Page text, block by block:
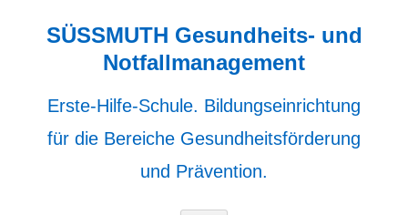
springenSÜSSMUTH Gesundheits- und
Notfallmanagement
Erste-Hilfe-Schule. Bildungseinrichtung
für die Bereiche Gesundheitsförderung
und Prävention.